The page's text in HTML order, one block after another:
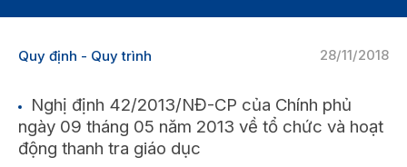
28/11/2018
Quy định - Quy trình
Nghị định 42/2013/NĐ-CP của Chính phủ
ngày 09 tháng 05 năm 2013 về tổ chức và hoạt
động thanh tra giáo dục